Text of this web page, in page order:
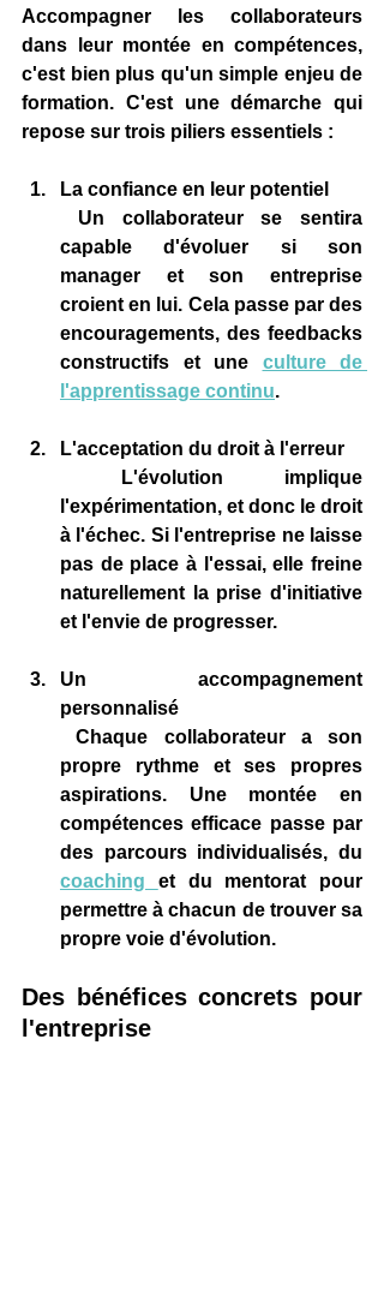
Accompagner les collaborateurs
dans leur montée en compétences,
c'est bien plus qu'un simple enjeu de
formation. C'est une démarche qui
repose sur trois piliers essentiels :
La confiance en leur potentiel
capable d'évoluer si son
manager et son entreprise
croient en lui. Cela passe par des
encouragements, des feedbacks
constructifs et une culture de
l'apprentissage continu.
L'acceptation du droit à l'erreur
l'expérimentation, et donc le droit
à l'échec. Si l'entreprise ne laisse
pas de place à l'essai, elle freine
naturellement la prise d'initiative
et l'envie de progresser.
Un accompagnement
personnalisé
Chaque collaborateur a son
propre rythme et ses propres
aspirations. Une montée en
compétences efficace passe par
coaching et du mentorat pour
permettre à chacun de trouver sa
propre voie d'évolution.
Des bénéfices concrets pour
l'entreprise